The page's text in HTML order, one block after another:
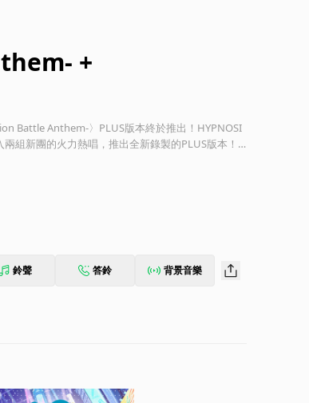
+
Battle Anthem-〉PLUS版本終於推出！HYPNOSI
組新團的火力熱唱，推出全新錄製的PLUS版本！
Division「通通打趴啦本舖」、Nagoya Division「B
-Division Battle Anthem- +〉！
鈴聲 答鈴 背景音樂